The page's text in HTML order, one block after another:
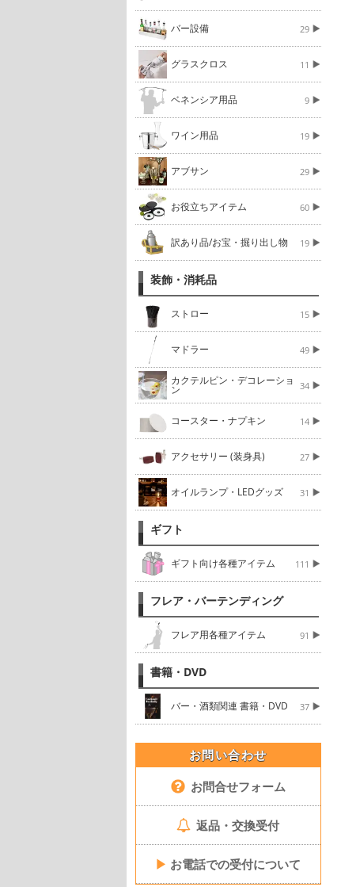
バー設備 29
グラスクロス 11
ベネンシア用品 9
ワイン用品 19
アブサン 29
お役立ちアイテム 60
訳あり品/お宝・掘り出し物 19
装飾・消耗品
ストロー 15
マドラー 49
カクテルピン・デコレーショ
ン 34
コースター・ナプキン 14
アクセサリー (装身具) 27
オイルランプ・LEDグッズ 31
ギフト
ギフト向け各種アイテム 111
フレア・バーテンディング
フレア用各種アイテム 91
書籍・DVD
バー・酒類関連 書籍・DVD 37
お問い合わせ
お問合せフォーム
返品・交換受付
▶ お電話での受付について